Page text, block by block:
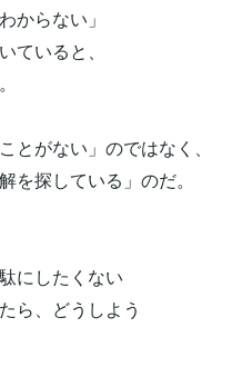
からない」
ていると、
とがない」のではなく、
を探している」のだ。
にしたくない
ら、どうしよう